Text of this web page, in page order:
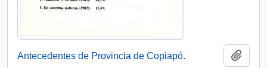
Antecedentes de Provincia de Copiapó.